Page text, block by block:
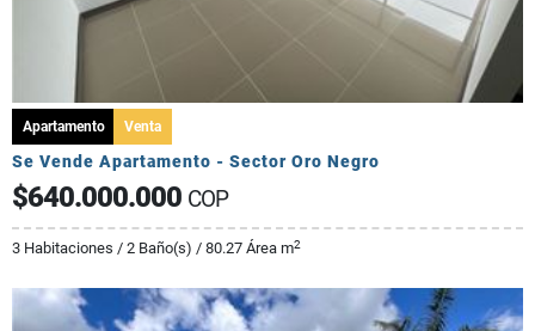
Apartamento Venta
Se Vende Apartamento - Sector Oro Negro
$640.000.000 COP
3 Habitaciones / 2 Baño(s) / 80.27 Área m2